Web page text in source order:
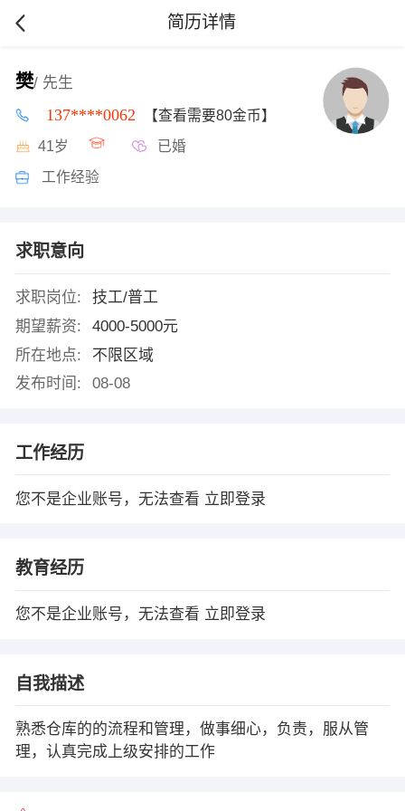
简历详情
樊/ 先生
137****0062 【查看需要80金币】
41岁 已婚
工作经验
求职意向
求职岗位:
技工/普工
期望薪资:
4000-5000元
所在地点:
不限区域
发布时间:
08-08
工作经历
您不是企业账号，无法查看 立即登录
教育经历
您不是企业账号，无法查看 立即登录
自我描述
熟悉仓库的的流程和管理，做事细心，负责，服从管
理，认真完成上级安排的工作